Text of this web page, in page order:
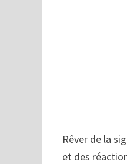
Rêver de la
et des